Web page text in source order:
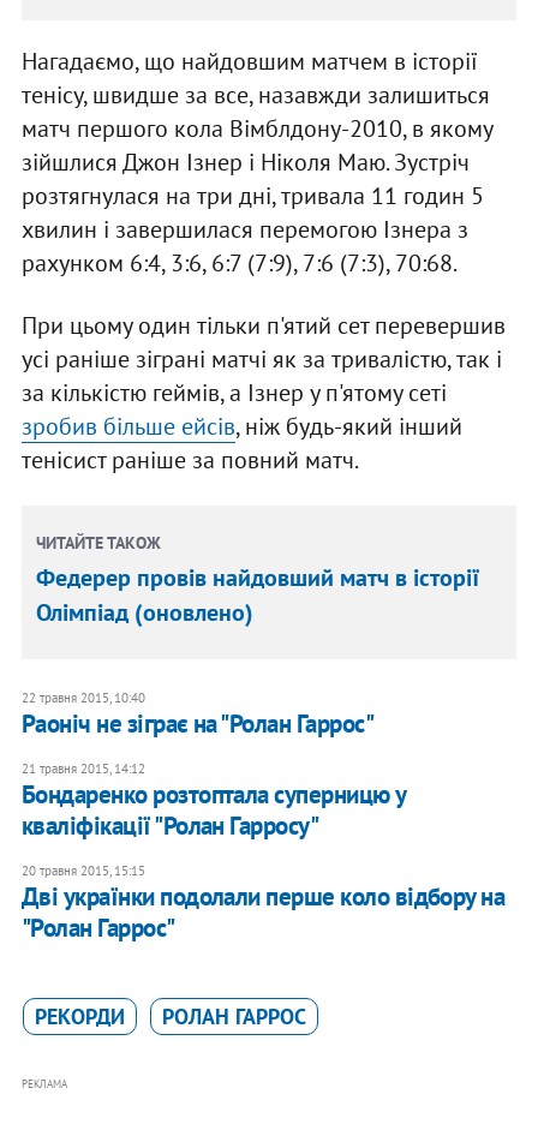
Нагадаємо, що найдовшим матчем в історії
тенісу, швидше за все, назавжди залишиться
матч першого кола Вімблдону-2010, в якому
зійшлися Джон Ізнер і Ніколя Маю. Зустріч
розтягнулася на три дні, тривала 11 годин 5
хвилин і завершилася перемогою Ізнера з
рахунком 6:4, 3:6, 6:7 (7:9), 7:6 (7:3), 70:68.
При цьому один тільки п'ятий сет перевершив
усі раніше зіграні матчі як за тривалістю, так і
за кількістю геймів, а Ізнер у п'ятому сеті
зробив більше ейсів, ніж будь-який інший
тенісист раніше за повний матч.
ЧИТАЙТЕ ТАКОЖ
Федерер провів найдовший матч в історії
Олімпіад (оновлено)
22 травня 2015, 10:40
Раоніч не зіграє на "Ролан Гаррос"
21 травня 2015, 14:12
Бондаренко розтоптала суперницю у
кваліфікації "Ролан Гарросу"
20 травня 2015, 15:15
Дві українки подолали перше коло відбору на
"Ролан Гаррос"
РЕКОРДИ РОЛАН ГАРРОС
РЕКЛАМА